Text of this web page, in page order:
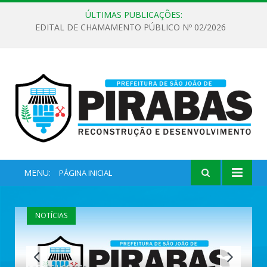
ÚLTIMAS PUBLICAÇÕES:
EDITAL DE CHAMAMENTO PÚBLICO Nº 02/2026
MENU: PÁGINA INICIAL
NOTÍCIAS